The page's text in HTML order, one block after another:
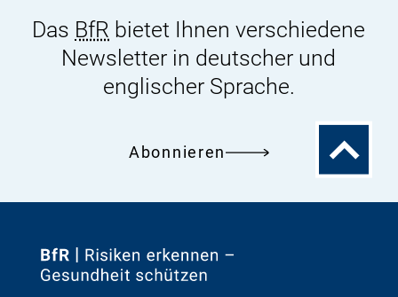
Das BfR bietet Ihnen verschiedene
Newsletter in deutscher und
englischer Sprache.
Abonnieren
Zum
Zur